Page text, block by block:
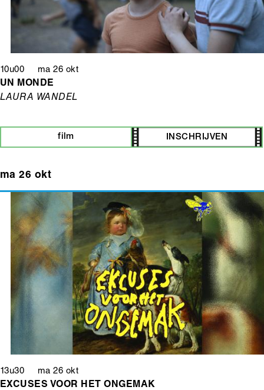
10u00 ma 26 okt
UN MONDE
LAURA WANDEL
film INSCHRIJVEN
ma 26 okt
13u30 ma 26 okt
EXCUSES VOOR HET ONGEMAK